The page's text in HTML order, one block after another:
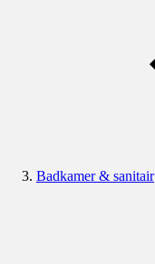
Badkamer & sanitair